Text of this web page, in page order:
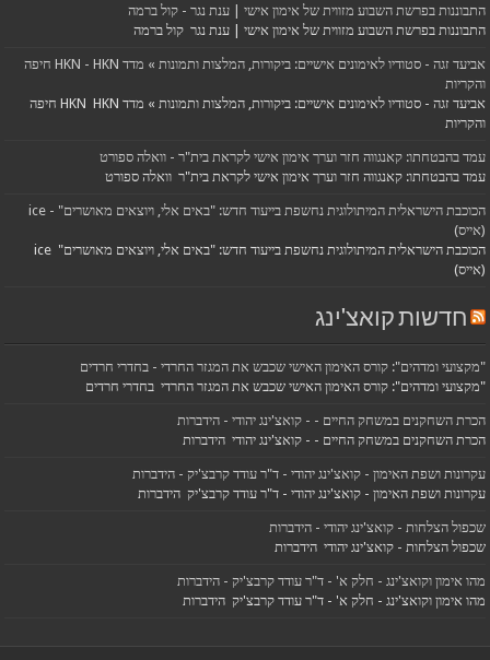
התבוננות בפרשת השבוע מזווית של אימון אישי | ענת נגר - קול ברמה
התבוננות בפרשת השבוע מזווית של אימון אישי | ענת נגר קול ברמה
אביעד זגה - סטודיו לאימונים אישיים: ביקורות, המלצות ותמונות » מדד HKN - HKN חיפה
והקריות
אביעד זגה - סטודיו לאימונים אישיים: ביקורות, המלצות ותמונות » מדד HKN HKN חיפה
והקריות
עמד בהבטחתו: קאנגווה חזר וערך אימון אישי לקראת בית"ר - וואלה ספורט
עמד בהבטחתו: קאנגווה חזר וערך אימון אישי לקראת בית"ר וואלה ספורט
הכוכבת הישראלית המיתולוגית נחשפת בייעוד חדש: "באים אלי, ויוצאים מאושרים" - ice
(אייס)
הכוכבת הישראלית המיתולוגית נחשפת בייעוד חדש: "באים אלי, ויוצאים מאושרים" ice
(אייס)
חדשות קואצ'ינג
"מקצועי ומדהים": קורס האימון האישי שכבש את המגזר החרדי - בחדרי חרדים
"מקצועי ומדהים": קורס האימון האישי שכבש את המגזר החרדי בחדרי חרדים
הכרת השחקנים במשחק החיים - - קואצ'ינג יהודי - הידברות
הכרת השחקנים במשחק החיים - - קואצ'ינג יהודי הידברות
עקרונות ושפת האימון - קואצ'ינג יהודי - ד"ר עודד קרבצ'יק - הידברות
עקרונות ושפת האימון - קואצ'ינג יהודי - ד"ר עודד קרבצ'יק הידברות
שכפול הצלחות - קואצ'ינג יהודי - הידברות
שכפול הצלחות - קואצ'ינג יהודי הידברות
מהו אימון וקואצ'ינג - חלק א' - ד"ר עודד קרבצ'יק - הידברות
מהו אימון וקואצ'ינג - חלק א' - ד"ר עודד קרבצ'יק הידברות